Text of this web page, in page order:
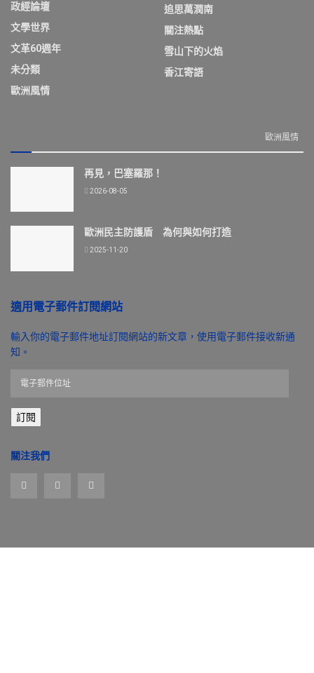
政經論壇
文學世界
文革60週年
未分類
歐洲風情
追思萬潤南
關注熱點
雪山下的火焰
香江寄語
歐洲風情
再見，巴塞羅那！
2026-08-05
歐洲民主防護盾 為何與如何打造
2025-11-20
適用電子郵件訂閱網站
輸入你的電子郵件地址訂閱網站的新文章，使用電子郵件接收新通
知。
郵
件
址
訂閱
關注我們